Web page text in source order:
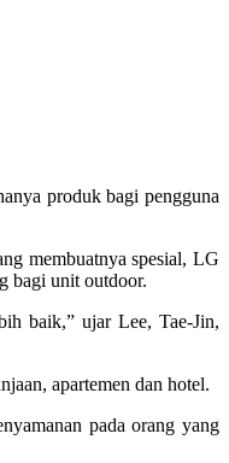
produk bagi pengguna
membuatnya spesial, LG
bagi unit outdoor.
baik,” ujar Lee, Tae-Jin,
apartemen dan hotel.
pada orang yang